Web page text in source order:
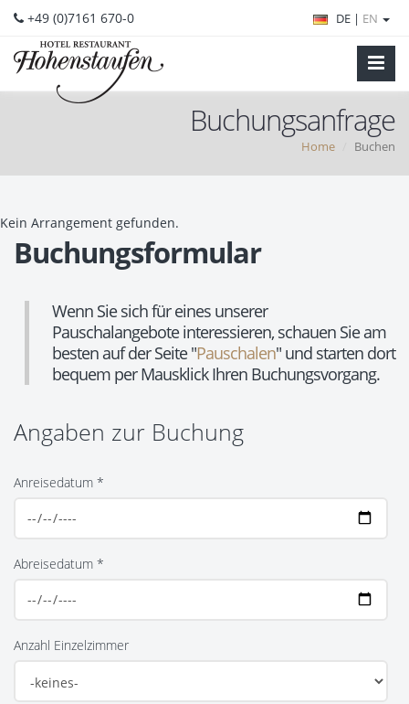
+49 (0)7161 670-0 DE | EN
Buchungsanfrage
Home Buchen
Kein Arrangement gefunden.
Buchungsformular
Wenn Sie sich für eines unserer
Pauschalangebote interessieren, schauen Sie am
besten auf der Seite "Pauschalen" und starten dort
bequem per Mausklick Ihren Buchungsvorgang.
Angaben zur Buchung
Anreisedatum *
Abreisedatum *
Anzahl Einzelzimmer